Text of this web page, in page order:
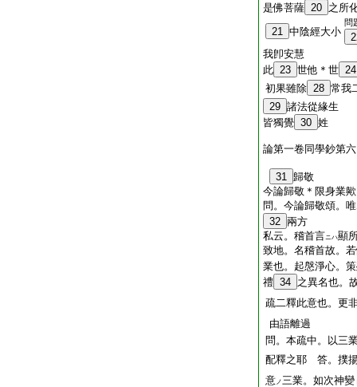
是佛菩薩 20 之所
21 中陰經大小
問
我卽安慧
此 23 世他＊世 24
初果雖除 28 常我
29 諸法從緣生
皆獨覺 30 姓
論第一卷同學鈔第六
31 歸敬
今論歸敬＊限身業歟
問。今論歸敬頌。
32 兩方
私云。稽首言ニハ顯
致地。名稽首故。
業也。起慇淨心。 策
禮 34 之異名也。
疏二釋此意也。更
由語離過
問。本疏中。以三
配釋之耶 答。撲
意ノ三業。如次神變